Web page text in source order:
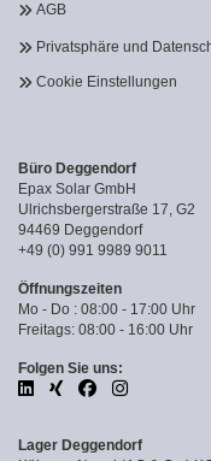
AGB
Privatsphäre und
Cookie Einstellungen
Büro Deggendorf
Epax Solar GmbH
Ulrichsbergerstraße 17, G2
94469 Deggendorf
+49 (0) 991 9989 9011
Öffnungszeiten
Mo - Do : 08:00 - 17:00 Uhr
Freitags: 08:00 - 16:00 Uhr
Folgen Sie uns:
Lager Deggendorf